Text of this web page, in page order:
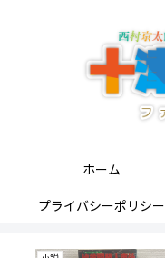
ホーム
プライバシーポリシー